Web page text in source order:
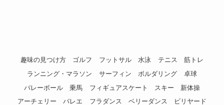
趣味の見つけ方 ゴルフ フットサル 水泳 テニス
筋トレ
ランニング・マラソン
サーフィン ボルダリング
卓球
バレーボール
乗馬 フィギュアスケート スキー
新体操
アーチェリー
バレエ フラダンス ベリーダンス ビリヤード